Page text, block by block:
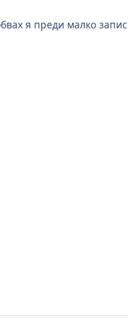
я преди малко